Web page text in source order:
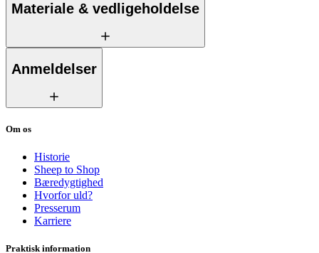
Materiale & vedligeholdelse
Anmeldelser
Om os
Historie
Sheep to Shop
Bæredygtighed
Hvorfor uld?
Presserum
Karriere
Praktisk information